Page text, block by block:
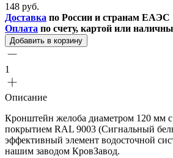
148 руб.
Доставка по России и странам ЕАЭС
Оплата по счету, картой или
Добавить в корзину
1
Описание
Кронштейн желоба диаметром 120 мм
покрытием RAL 9003 (Сигнальный
эффективный элемент водосточной
нашим заводом КровЗавод.